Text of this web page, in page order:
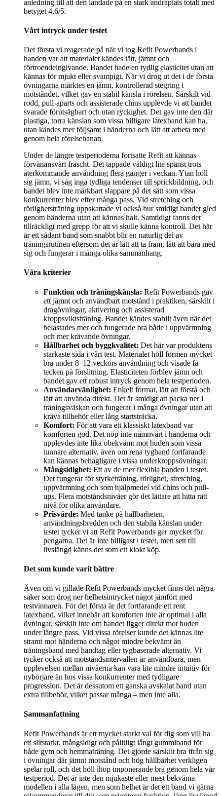
anledning till att den landade på en stark andraplats totalt med
betyget 4,6/5.
Vårt intryck under testet
Det första vi reagerade på när vi tog Refit Powerbands i
handen var att materialet kändes tätt, jämnt och
förtroendeingivande. Bandet hade en tydlig elasticitet utan att
kännas för mjukt eller svampigt. När vi drog ut det i de första
övningarna märktes en jämn, kontrollerad stegring i
motståndet, vilket gav en stabil känsla i rörelsen. Särskilt vid
rodd, pull-aparts och assisterade chins upplevde vi att bandet
svarade förutsägbart och utan ryckighet. Det gav inte den där
plastiga, torra känslan som vissa billigare latexband kan ha,
utan kändes mer följsamt i händerna och lätt att arbeta med
genom hela rörelsebanan.
Under de längre testperioderna fortsatte Refit att kännas
förvånansvärt fräscht. Det tappade väldigt lite spänst trots
återkommande användning flera gånger i veckan. Ytan höll
sig jämn, vi såg inga tydliga tendenser till sprickbildning, och
bandet blev inte märkbart slappare på det sätt som vissa
konkurrenter blev efter många pass. Vid stretching och
rörlighetsträning uppskattade vi också hur smidigt bandet gled
genom händerna utan att kännas halt. Samtidigt fanns det
tillräckligt med grepp för att vi skulle känna kontroll. Det här
är ett sådant band som snabbt blir en naturlig del av
träningsrutinen eftersom det är lätt att ta fram, lätt att bära med
sig och fungerar i många olika sammanhang.
Våra kriterier
Funktion och träningskänsla: Refit Powerbands gav
ett jämnt och användbart motstånd i praktiken, särskilt i
dragövningar, aktivering och assisterad
kroppsviktsträning. Bandet kändes stabilt även när det
belastades mer och fungerade bra både i uppvärmning
och mer krävande övningar.
Hållbarhet och byggkvalitet: Det här var produktens
starkaste sida i vårt test. Materialet höll formen mycket
bra under 8–12 veckors användning och visade få
tecken på förslitning. Elasticiteten förblev jämn och
bandet gav ett robust intryck genom hela testperioden.
Användarvänlighet: Enkelt format, lätt att förstå och
lätt att använda direkt. Det är smidigt att packa ner i
träningsväskan och fungerar i många övningar utan att
kräva tillbehör eller lång startsträcka.
Komfort: För att vara ett klassiskt latexband var
komforten god. Det nöp inte nämnvärt i händerna och
upplevdes inte lika obekvämt mot huden som vissa
tunnare alternativ, även om rena tygband fortfarande
kan kännas behagligare i vissa underkroppsövningar.
Mångsidighet: Ett av de mer flexibla banden i testet.
Det fungerar för styrketräning, rörlighet, stretching,
uppvärmning och som hjälpmedel vid chins och pull-
ups. Flera motståndsnivåer gör det lättare att hitta rätt
nivå för olika användare.
Prisvärde: Med tanke på hållbarheten,
användningsbredden och den stabila känslan under
testet tycker vi att Refit Powerbands ger mycket för
pengarna. Det är inte billigast i testet, men sett till
livslängd känns det som ett klokt köp.
Det som kunde varit bättre
Även om vi gillade Refit Powerbands mycket finns det några
saker som drog ner helhetsintrycket något jämfört med
testvinnaren. För det första är det fortfarande ett rent
latexband, vilket innebär att komforten inte är optimal i alla
övningar, särskilt inte om bandet ligger direkt mot huden
under längre pass. Vid vissa rörelser kunde det kännas lite
stramt mot händerna och något mindre bekvämt än
träningsband med handtag eller tygbaserade alternativ. Vi
tycker också att motståndsintervallen är användbara, men
upplevelsen mellan nivåerna kan vara lite mindre intuitiv för
nybörjare än hos vissa konkurrenter med tydligare
progression. Det är dessutom ett ganska avskalat band utan
extra tillbehör, vilket passar många – men inte alla.
Sammanfattning
Refit Powerbands är ett mycket starkt val för dig som vill ha
ett slitstarkt, mångsidigt och pålitligt långt gummiband för
både gym och hemmaträning. Det gjorde särskilt bra ifrån sig
i övningar där jämnt motstånd och hög hållbarhet verkligen
spelar roll, och det höll ihop imponerande bra genom hela vår
testperiod. Det är inte den mjukaste eller mest bekväma
modellen i alla lägen, men som helhet är det ett band vi gärna